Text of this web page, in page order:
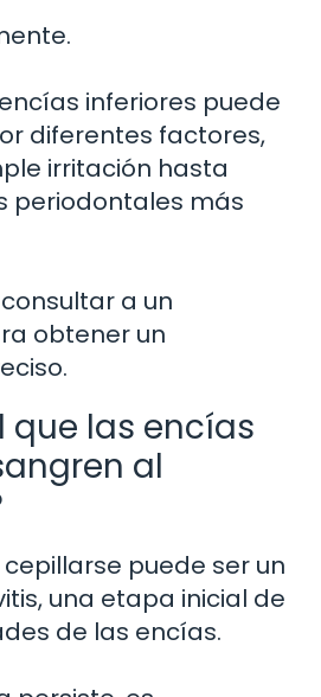
inferiores puede
diferentes factores,
irritación hasta
periodontales más
a un
obtener un
que las encías
al
puede ser un
una etapa inicial de
de las encías.